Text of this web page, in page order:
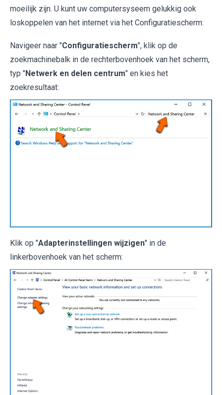
moeilijk zijn. U kunt uw computersyseem gelukkig ook
loskoppelen van het internet via het Configuratiescherm:
Navigeer naar "Configuratiescherm", klik op de
zoekmachinebalk in de rechterbovenhoek van het scherm,
typ "Netwerk en delen centrum" en kies het
zoekresultaat:
Klik op "Adapterinstellingen wijzigen" in de
linkerbovenhoek van het scherm: